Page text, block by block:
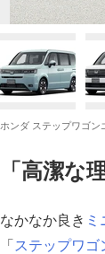
ホンダ ステップワゴン
「高潔な
なかなか良き ミ
「 ステップワゴ